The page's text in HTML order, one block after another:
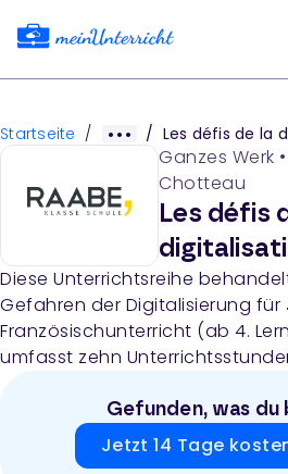
Startseite / / Les défis de la
Ganzes Werk •
Chotteau
Les défis
Diese Unterrichtsreihe
Gefahren der Digitalisierung für
Französischunterricht (ab 4.
umfasst zehn
und Schreibaufgaben zu
Gefahren, Cybersurveillance
Gefunden, was du
Jetzt 14 Tage